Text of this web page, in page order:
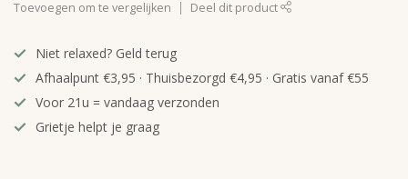
Toevoegen om te vergelijken Deel dit product
Niet relaxed? Geld terug
Afhaalpunt €3,95 · Thuisbezorgd €4,95 · Gratis vanaf €55
Voor 21u = vandaag verzonden
Grietje helpt je graag